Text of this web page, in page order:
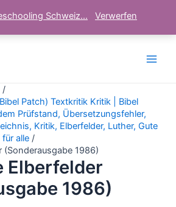
Schweiz... Verwerfen
Patch) Textkritik Kritik | Bibel
Prüfstand, Übersetzungsfehler,
Kritik, Elberfelder, Luther, Gute
alle
(Sonderausgabe 1986)
Elberfelder
1986)